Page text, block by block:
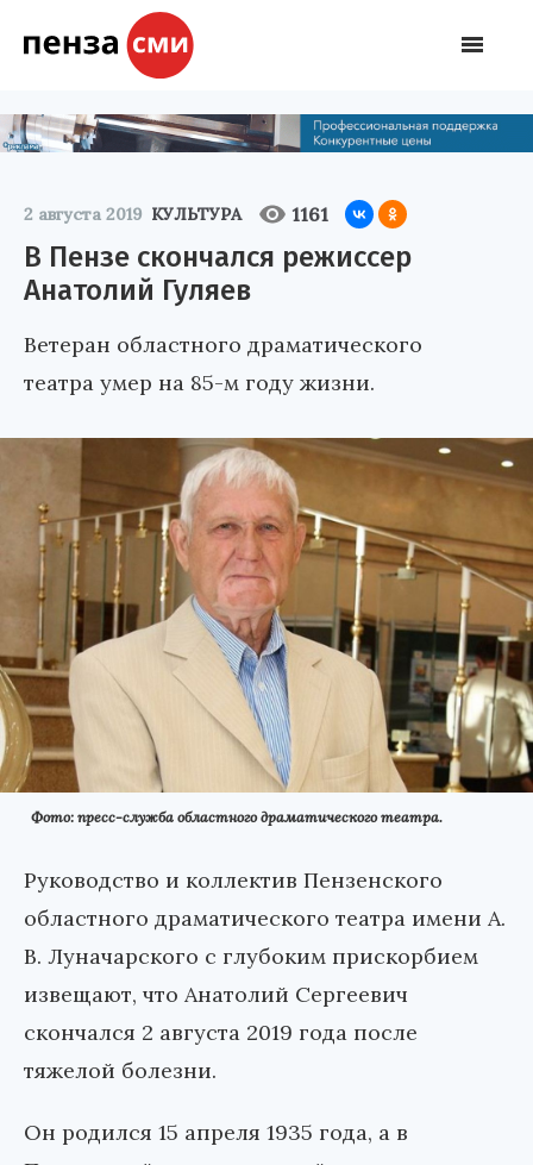
2 августа 2019 КУЛЬТУРА 1161
В Пензе скончался режиссер
Анатолий Гуляев
Ветеран областного драматического
театра умер на 85-м году жизни.
Фото: пресс-служба областного драматического театра.
Руководство и коллектив Пензенского
областного драматического театра имени А.
В. Луначарского с глубоким прискорбием
извещают, что Анатолий Сергеевич
скончался 2 августа 2019 года после
тяжелой болезни.
Он родился 15 апреля 1935 года, а в